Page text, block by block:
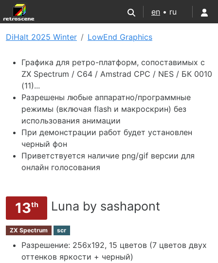
en • ru
DiHalt 2025 Winter LowEnd Graphics
Графика для ретро-платформ, сопоставимых с
ZX Spectrum / C64 / Amstrad CPC / NES / БК 0010
(11)...
Разрешены любые аппаратно/программные
режимы (включая flash и макроскрин) без
использования анимации
При демонстрации работ будет установлен
черный фон
Приветствуется наличие png/gif версии для
онлайн голосования
13th Luna by sashapont
ZX Spectrum scr
Разрешение: 256х192, 15 цветов (7 цветов двух
оттенков яркости + черный)